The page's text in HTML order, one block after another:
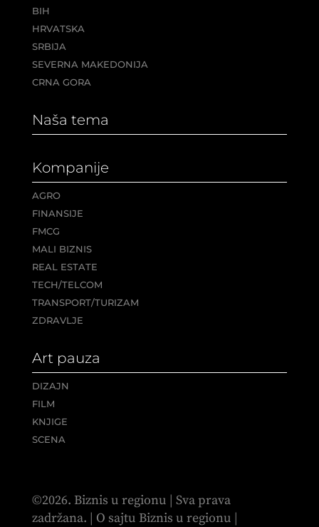
BIH
HRVATSKA
SRBIJA
SEVERNA MAKEDONIJA
CRNA GORA
Naša tema
Kompanije
AGRO
FINANSIJE
FMCG
MALI BIZNIS
REAL ESTATE
TECH/TELCOM
TRANSPORT/TURIZAM
ZDRAVLJE
Art pauza
DIZAJN
FILM
KNJIGE
SCENA
©2026. Biznis u regionu | Sva prava
zadržana. | O sajtu Biznis u regionu |